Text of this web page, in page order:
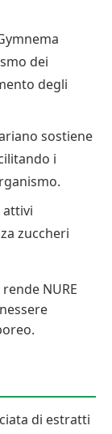
dei
degli
sostiene
i
zuccheri
NURE
di estratti